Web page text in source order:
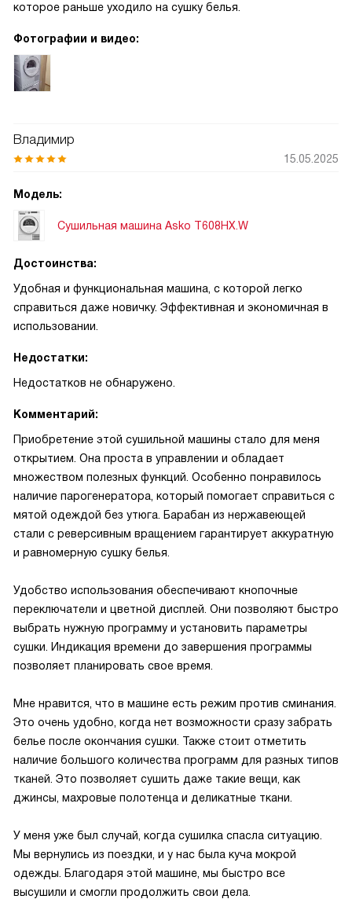
которое раньше уходило на сушку белья.
Фотографии и видео:
Владимир
15.05.2025
Модель:
Сушильная машина Asko T608HX.W
Достоинства:
Удобная и функциональная машина, с которой легко
справиться даже новичку. Эффективная и экономичная в
использовании.
Недостатки:
Недостатков не обнаружено.
Комментарий:
Приобретение этой сушильной машины стало для меня
открытием. Она проста в управлении и обладает
множеством полезных функций. Особенно понравилось
наличие парогенератора, который помогает справиться с
мятой одеждой без утюга. Барабан из нержавеющей
стали с реверсивным вращением гарантирует аккуратную
и равномерную сушку белья.
Удобство использования обеспечивают кнопочные
переключатели и цветной дисплей. Они позволяют быстро
выбрать нужную программу и установить параметры
сушки. Индикация времени до завершения программы
позволяет планировать свое время.
Мне нравится, что в машине есть режим против сминания.
Это очень удобно, когда нет возможности сразу забрать
белье после окончания сушки. Также стоит отметить
наличие большого количества программ для разных типов
тканей. Это позволяет сушить даже такие вещи, как
джинсы, махровые полотенца и деликатные ткани.
У меня уже был случай, когда сушилка спасла ситуацию.
Мы вернулись из поездки, и у нас была куча мокрой
одежды. Благодаря этой машине, мы быстро все
высушили и смогли продолжить свои дела.